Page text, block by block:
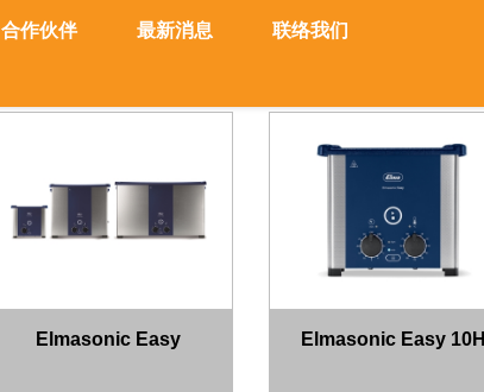
合作伙伴 最新消息 联络我们
Elmasonic Easy Elmasonic Easy 10H